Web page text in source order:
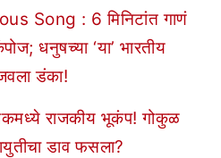
Song : 6 मिनिटांत गाणं
धनुषच्या ‘या’ भारतीय
डंका!
राजकीय भूकंप! गोकुळ
डाव फसला?